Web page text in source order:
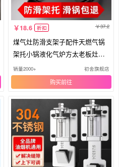
18.6 折扣 37.2
煤气灶防滑支架子配件天燃气锅
架托小锅液化气炉方太老板灶台
通用
销量2000+ 初舍旗舰店
购买